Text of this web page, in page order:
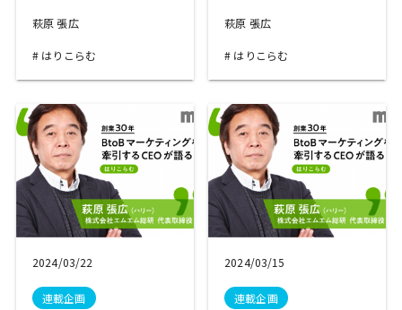
萩原 張広
はりこらむ
萩原 張広
はりこらむ
2024/03/22
連載企画
2024/03/15
連載企画